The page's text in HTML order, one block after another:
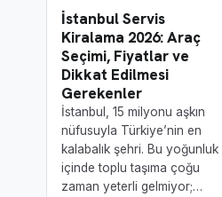
İstanbul Servis
Kiralama 2026: Araç
Seçimi, Fiyatlar ve
Dikkat Edilmesi
Gerekenler
İstanbul, 15 milyonu aşkın
nüfusuyla Türkiye’nin en
kalabalık şehri. Bu yoğunluk
içinde toplu taşıma çoğu
zaman yeterli gelmiyor;…